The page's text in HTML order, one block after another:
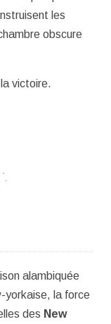
les
obscure
victoire.
alambiquée
yorkaise, la force
des New